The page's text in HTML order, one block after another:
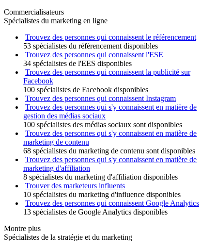
Commercialisateurs
Spécialistes du marketing en ligne
Trouvez des personnes qui connaissent le référencement
53 spécialistes du référencement disponibles
Trouvez des personnes qui connaissent l'ESE
34 spécialistes de l'EES disponibles
Trouvez des personnes qui connaissent la publicité sur
Facebook
100 spécialistes de Facebook disponibles
Trouvez des personnes qui connaissent Instagram
Trouvez des personnes qui s'y connaissent en matière de
gestion des médias sociaux
100 spécialistes des médias sociaux sont disponibles
Trouvez des personnes qui s'y connaissent en matière de
marketing de contenu
68 spécialistes du marketing de contenu sont disponibles
Trouvez des personnes qui s'y connaissent en matière de
marketing d'affiliation
8 spécialistes du marketing d'affiliation disponibles
Trouver des marketeurs influents
10 spécialistes du marketing d'influence disponibles
Trouvez des personnes qui connaissent Google Analytics
13 spécialistes de Google Analytics disponibles
Montre plus
Spécialistes de la stratégie et du marketing